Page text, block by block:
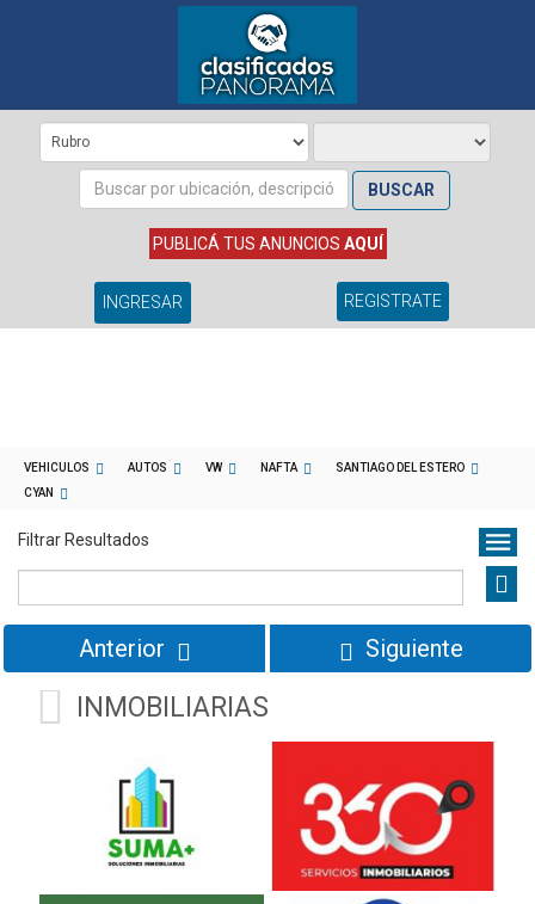
BUSCAR
PUBLICÁ TUS ANUNCIOS AQUÍ
INGRESAR REGISTRATE
VEHICULOS AUTOS VW NAFTA
SANTIAGO DEL ESTERO
CYAN
Filtrar Resultados
Anterior Siguiente
INMOBILIARIAS